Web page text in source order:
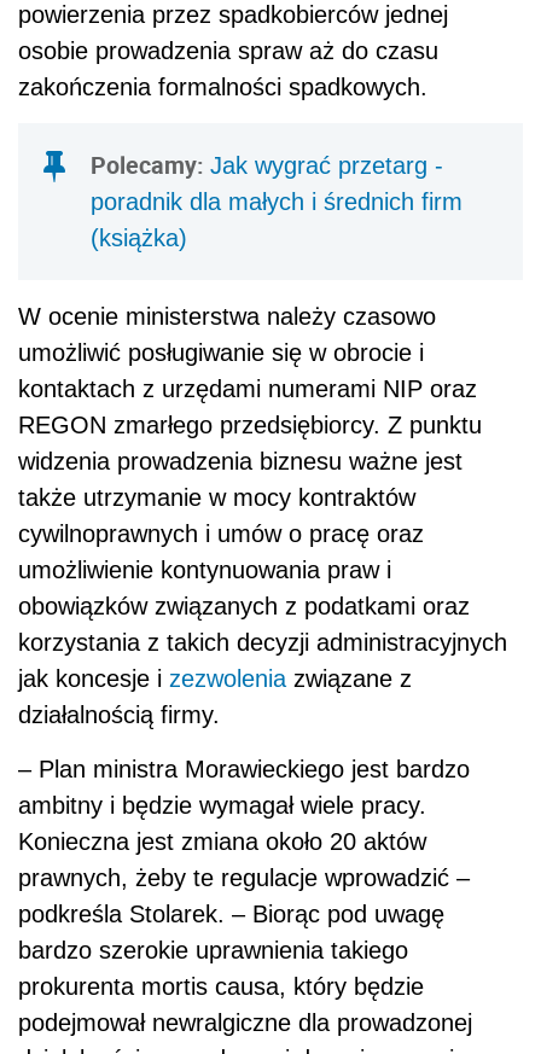
powierzenia przez spadkobierców jednej
osobie prowadzenia spraw aż do czasu
zakończenia formalności spadkowych.
Polecamy: Jak wygrać przetarg -
poradnik dla małych i średnich firm
(książka)
W ocenie ministerstwa należy czasowo
umożliwić posługiwanie się w obrocie i
kontaktach z urzędami numerami NIP oraz
REGON zmarłego przedsiębiorcy. Z punktu
widzenia prowadzenia biznesu ważne jest
także utrzymanie w mocy kontraktów
cywilnoprawnych i umów o pracę oraz
umożliwienie kontynuowania praw i
obowiązków związanych z podatkami oraz
korzystania z takich decyzji administracyjnych
jak koncesje i zezwolenia związane z
działalnością firmy.
– Plan ministra Morawieckiego jest bardzo
ambitny i będzie wymagał wiele pracy.
Konieczna jest zmiana około 20 aktów
prawnych, żeby te regulacje wprowadzić –
podkreśla Stolarek. – Biorąc pod uwagę
bardzo szerokie uprawnienia takiego
prokurenta mortis causa, który będzie
podejmował newralgiczne dla prowadzonej